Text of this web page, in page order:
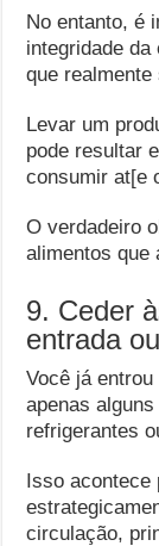
No entanto, é
integridade da
que
Levar um
pode resultar
consumir at[e
O verdadeiro
alimentos que
9. Ceder
entrada
Você já
apenas
refrigerantes
Isso acontece
circulação,